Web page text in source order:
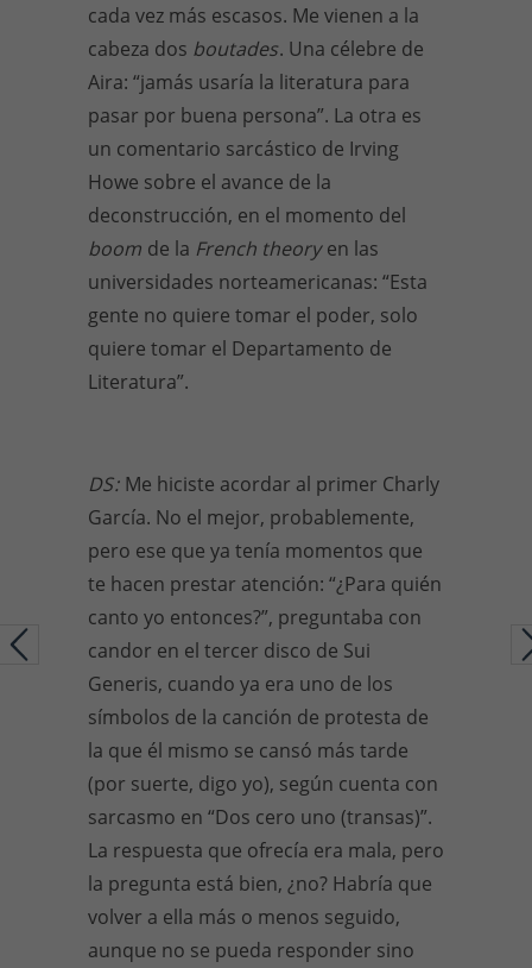
cada vez más escasos. Me vienen a la
cabeza dos boutades. Una célebre de
Aira: “jamás usaría la literatura para
pasar por buena persona”. La otra es
un comentario sarcástico de Irving
Howe sobre el avance de la
deconstrucción, en el momento del
boom de la French theoryen las
universidades norteamericanas: “Esta
gente no quiere tomar el poder, solo
quiere tomar el Departamento de
Literatura”.
DS: Me hiciste acordar al primer Charly
García. No el mejor, probablemente,
pero ese que ya tenía momentos que
te hacen prestar atención: “¿Para quién
canto yo entonces?”, preguntaba con
candor en el tercer disco de Sui
Generis, cuando ya era uno de los
símbolos de la canción de protesta de
la que él mismo se cansó más tarde
(por suerte, digo yo), según cuenta con
sarcasmo en “Dos cero uno (transas)”.
La respuesta que ofrecía era mala, pero
la pregunta está bien, ¿no? Habría que
volver a ella más o menos seguido,
aunque no se pueda responder sino